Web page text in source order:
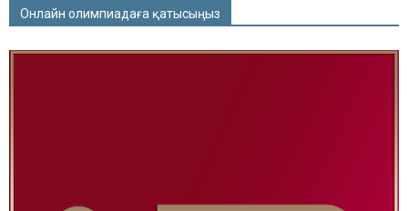
Онлайн олимпиадаға қатысыңыз